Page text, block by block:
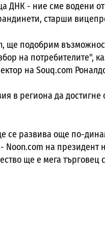
ДНК - ние сме водени
старши
ще подобрим
на потребителите",
на Souq.com
в региона да
се развива още по-
на президент
ще е мега търговец